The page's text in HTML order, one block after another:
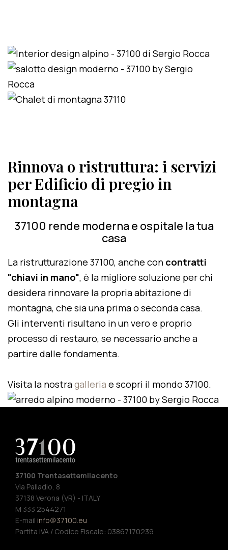
Rinnova o ristruttura: i servizi
per Edificio di pregio in
montagna
37100 rende moderna e ospitale la tua
casa
La ristrutturazione 37100, anche con contratti
"chiavi in mano", è la migliore soluzione per chi
desidera rinnovare la propria abitazione di
montagna, che sia una prima o seconda casa.
Gli interventi risultano in un vero e proprio
processo di restauro, se necessario anche a
partire dalle fondamenta.
Visita la nostragalleria e scopri il mondo 37100.
37100 Trentasettemilacento
Via Palladio, 8
37138 Verona (VR) - ITALY
M 333 2544271
E-mail info@37100.eu
Partita IVA / Codice Fiscale: 03867170239